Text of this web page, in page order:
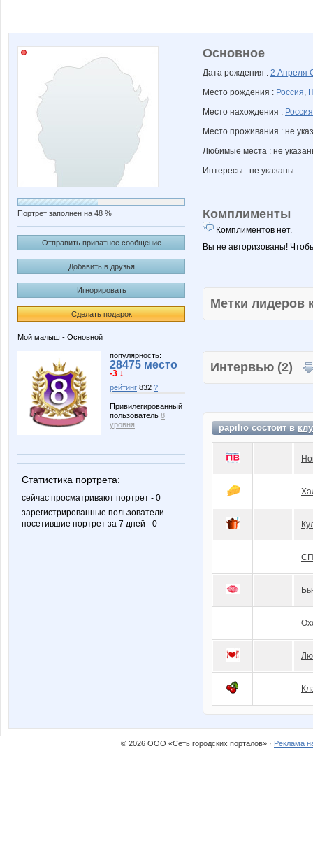
Портрет заполнен на 48 %
Отправить приватное сообщение
Добавить в друзья
Игнорировать
Сделать подарок
Мой малыш - Основной
популярность:
28475 место
-3 ↓
рейтинг 832 ?
Привилегированный
пользователь 8
уровня
Статистика портрета:
сейчас просматривают портрет - 0
зарегистрированные пользователи
посетившие портрет за 7 дней - 0
Основное
Дата рождения : 2 Апреля
Место рождения : Россия,
Место нахождения : Россия
Место проживания : не
Любимые места : не
Интересы : не указаны
Комплименты
Комплиментов нет.
Вы не авторизованы!
Метки
Интервью (2)
papilio состоит в
© 2026 ООО «Сеть городских порталов» · Реклама